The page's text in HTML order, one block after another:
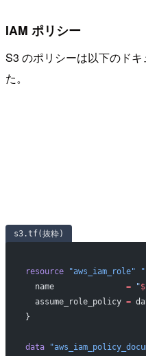
IAM ポリシー
S3 のポリシーは以下のド
た。
s3.tf(抜粋)
resource "aws_iam_role"
  name
               =
"
  assume_role_policy
=
}
data